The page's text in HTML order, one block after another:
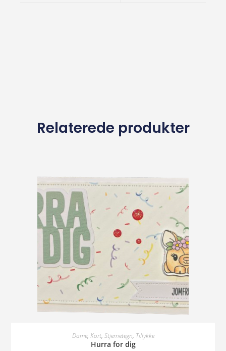
Relaterede produkter
Dame, Kort, Stjernetegn, Tillykke
Hurra for dig